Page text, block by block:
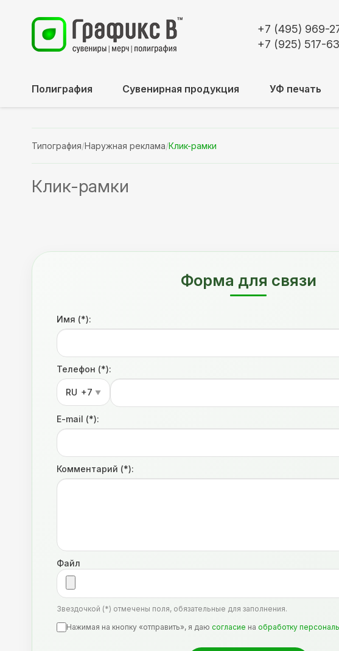
+7 (495) 969-
+7 (925) 517-
Полиграфия Сувенирная продукция УФ печать
Типография/Наружная реклама/Клик-рамки
Клик-рамки
Форма для связи
Имя (*):
Телефон (*):
RU +7 ▼
E-mail (*):
Комментарий (*):
Файл
Звездочкой (*) отмечены поля, обязательные для заполнения.
Нажимая на кнопку «отправить», я даю согласие на обработку